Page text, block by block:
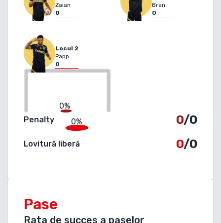
Zaian
0
Bran
0
Locul 2
Papp
0
0%
0%
Penalty 0/0
Lovitură liberă 0/0
Pase
Rata de succes a paselor